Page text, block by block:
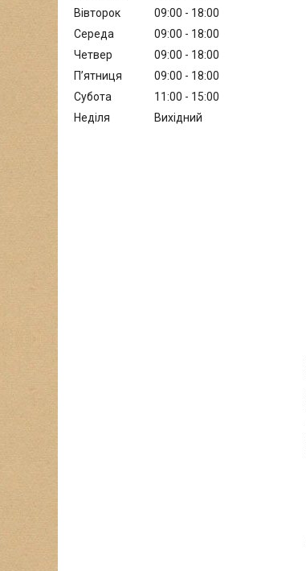
Вівторок
09:00
18:00
Середа
09:00
18:00
Четвер
09:00
18:00
Пʼятниця
09:00
18:00
Субота
11:00
15:00
Неділя
Вихідний